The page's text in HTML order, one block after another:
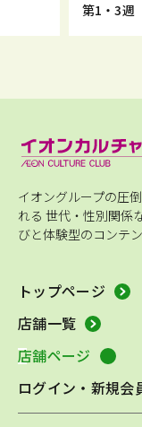
第1・3週
イオングループの圧
れる 世代・性別関係
びと体験型のコンテン
トップページ
店舗一覧
店舗ページ
ログイン・新規会